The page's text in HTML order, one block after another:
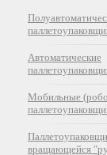
Автоматические
Мобильные
вращающейся